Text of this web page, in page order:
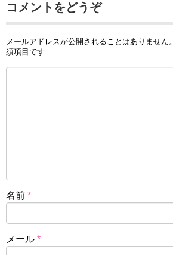
コメントをどうぞ
メールアドレスが公開されることはありません。
須項目です
名前 *
メール *